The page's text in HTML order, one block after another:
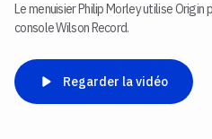
Le menuisier Philip Morley utilise
console Wilson Record.
Regarder la vidéo